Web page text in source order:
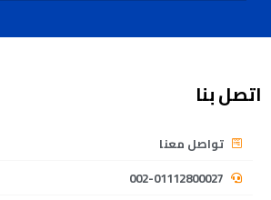
اتصل بنا
تواصل معنا
002-01112800027